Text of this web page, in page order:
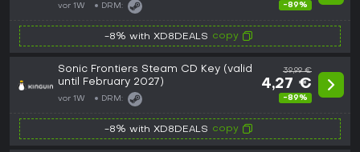
vor 1W DRM: -89%
-8% with XD8DEALS copy
Sonic Frontiers Steam CD Key (valid
until February 2027)
vor 1W DRM:
39,99 €
4,27 €
-89%
-8% with XD8DEALS copy